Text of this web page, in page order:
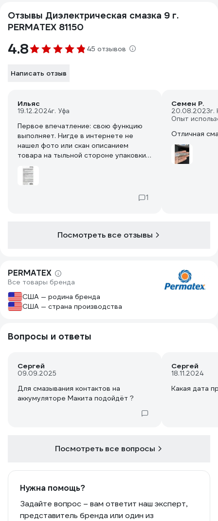
Отзывы Диэлектрическая смазка 9 г.
PERMATEX 81150
4.8 45 отзывов
Написать отзыв
Ильяс
19.12.2024г. Уфа
Первое впечатление: свою функцию
выполняет. Нигде в интернете не
нашел фото или скан описанием
товара на тыльной стороне упаковки.
Поэтому прикладываю скан. Наклейку
с переводом отклеил. Как будет
отсоединяться катушка при
1
Семен Р.
20.08.2023г.
Опыт
Отличная
Посмотреть все отзывы
PERMATEX
Все товары бренда
США — родина бренда
США — страна производства
Вопросы и ответы
Сергей
09.09.2025
Для смазывания контактов на
аккумуляторе Макита подойдёт ?
Сергей
18.11.2024
Какая дата
Посмотреть все вопросы
Нужна помощь?
Задайте вопрос – вам ответит наш эксперт,
представитель бренда или один из